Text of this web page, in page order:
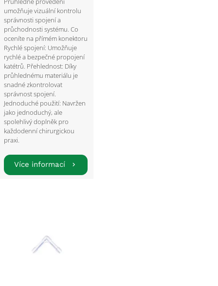
umožňuje vizuální kontrolu
správnosti spojení a
průchodnosti systému. Co
oceníte na přímém konektoru
Rychlé spojení: Umožňuje
rychlé a bezpečné propojení
katétrů. Přehlednost: Díky
průhlednému materiálu je
snadné zkontrolovat
správnost spojení.
Jednoduché použití: Navržen
jako jednoduchý, ale
spolehlivý doplněk pro
každodenní chirurgickou
praxi.
Více informací